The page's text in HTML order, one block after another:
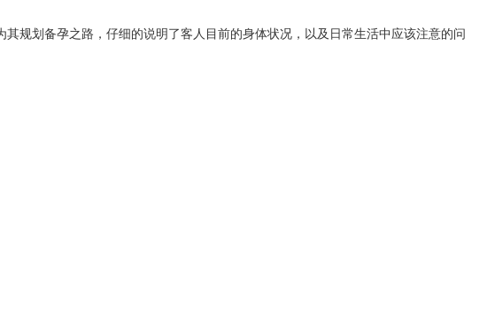
规划备孕之路，仔细的说明了客人目前的身体状况，以及日常生活中应该注意的问